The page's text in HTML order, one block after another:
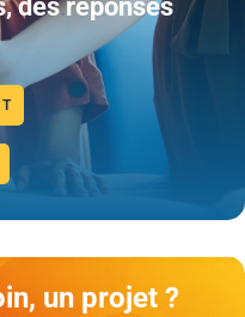
des réponses
un projet ?